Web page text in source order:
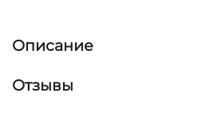
Описание
Отзывы